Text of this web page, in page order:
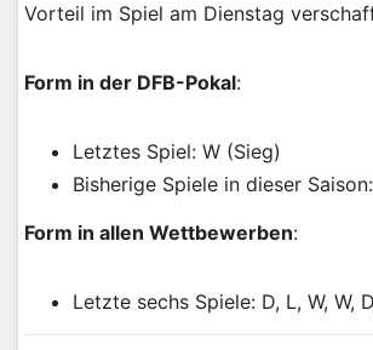
Vorteil im Spiel am Dienstag
Form in der DFB-Pokal:
Letztes Spiel: W (Sieg)
Bisherige Spiele in dieser
Form in allen Wettbewerben:
Letzte sechs Spiele: D, L, W, W,